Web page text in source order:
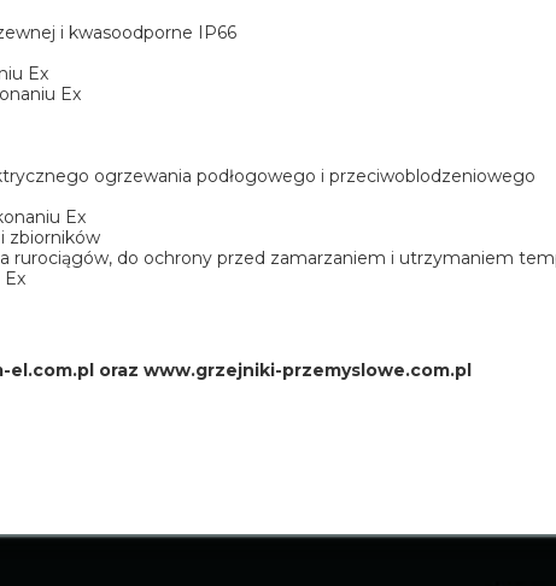
i kwasoodporne IP66
Ex
Ex
ogrzewania podłogowego i przeciwoblodzeniowego
Ex
zbiorników
rurociągów, do ochrony przed zamarzaniem i utrzymaniem
el.com.pl oraz www.grzejniki-przemyslowe.com.pl